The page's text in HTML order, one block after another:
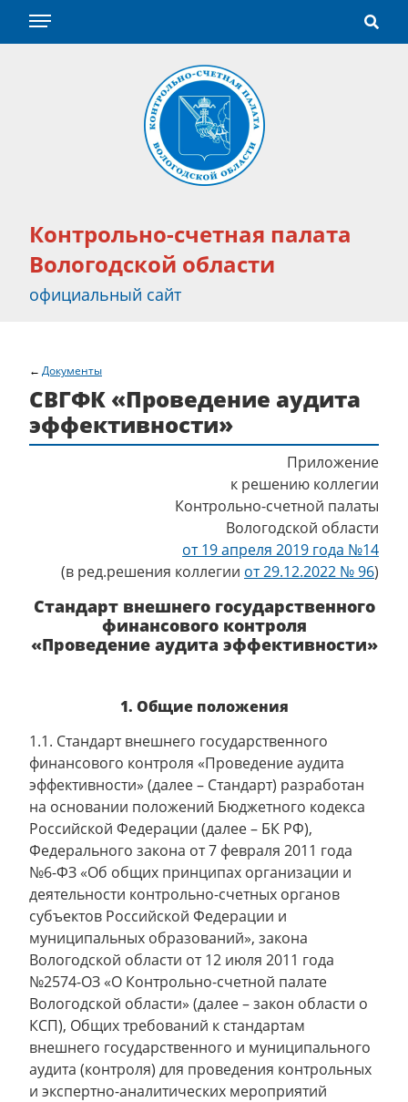
Контрольно-счетная палата
Вологодской области
официальный сайт
Документы
СВГФК «Проведение аудита
эффективности»
Приложение
к решению коллегии
Контрольно-счетной палаты
Вологодской области
от 19 апреля 2019 года №14
(в ред.решения коллегии от 29.12.2022 № 96)
Стандарт внешнего государственного
финансового контроля
«Проведение аудита эффективности»
1. Общие положения
1.1. Стандарт внешнего государственного
финансового контроля «Проведение аудита
эффективности» (далее – Стандарт) разработан
на основании положений Бюджетного кодекса
Российской Федерации (далее – БК РФ),
Федерального закона от 7 февраля 2011 года
№6-ФЗ «Об общих принципах организации и
деятельности контрольно-счетных органов
субъектов Российской Федерации и
муниципальных образований», закона
Вологодской области от 12 июля 2011 года
№2574-ОЗ «О Контрольно-счетной палате
Вологодской области» (далее – закон области о
КСП), Общих требований к стандартам
внешнего государственного и муниципального
аудита (контроля) для проведения контрольных
и экспертно-аналитических мероприятий